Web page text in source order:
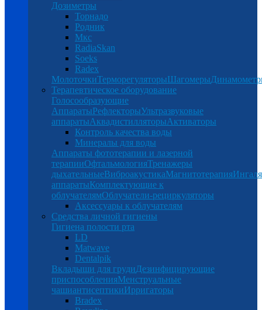
Дозиметры
Торнадо
Родник
Мкс
RadiaSkan
Soeks
Radex
МолоточкиТерморегуляторыШагомеры
Терапевтическое оборудование
Голосообразующие
АппаратыРефлекторыУльтразвуковые
аппаратыАквадистилляторыАктиваторы
Контроль качества воды
Минералы для воды
Аппараты фототерапии и лазерной
терапииОфтальмологияТренажеры
дыхательныеВиброакустикаМагнитотерапия
аппаратыКомплектующие к
облучателямОблучатели-рециркуляторы
Аксессуары к облучателям
Средства личной гигиены
Гигиена полости рта
LD
Matwave
Dentalpik
Вкладыши для грудиДезинфицирующие
приспособленияМенструальные
чашиантисептикиИрригаторы
Bradex